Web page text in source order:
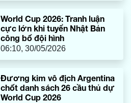
World Cup 2026: Tranh luận
cực lớn khi tuyển Nhật Bản
công bố đội hình
06:10, 30/05/2026
Đương kim vô địch Argentina
chốt danh sách 26 cầu thủ dự
World Cup 2026